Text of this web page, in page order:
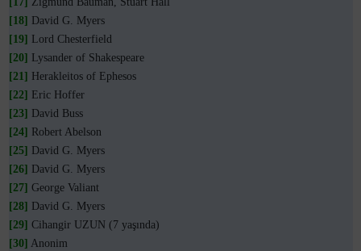
[18]
David G. Myers
[19]
Lord Chesterfield
[20]
Lysander of Shakespeare
[21]
Herakleitos of Ephesos
[22]
Eric Hoffer
[23]
David Buss
[24]
Robert Abelson
[25]
David G. Myers
[26]
David G. Myers
[27] George Valiant
[28]
David G. Myers
[29] Cihangir UZUN (7 yaşında)
[30] Anonim